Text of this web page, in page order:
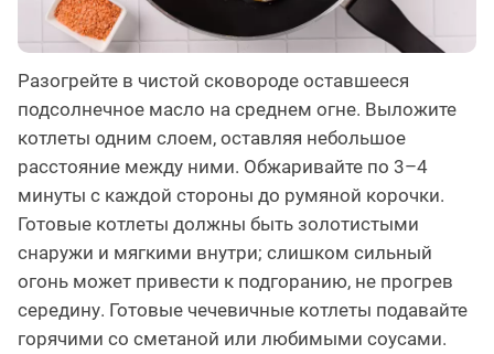
Разогрейте в чистой сковороде оставшееся
подсолнечное масло на среднем огне. Выложите
котлеты одним слоем, оставляя небольшое
расстояние между ними. Обжаривайте по 3–4
минуты с каждой стороны до румяной корочки.
Готовые котлеты должны быть золотистыми
снаружи и мягкими внутри; слишком сильный
огонь может привести к подгоранию, не прогрев
середину. Готовые чечевичные котлеты подавайте
горячими со сметаной или любимыми соусами.